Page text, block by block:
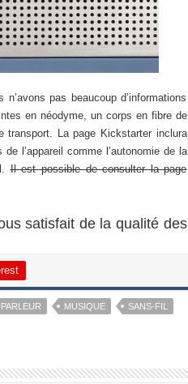
pas beaucoup d’informations
en néodyme, un corps en fibre de
transport. La page Kickstarter inclura
l’appareil comme l’autonomie de la
Il est possible de consulter la page
satisfait de la qualité des
MUSIQUE
SANS-FIL